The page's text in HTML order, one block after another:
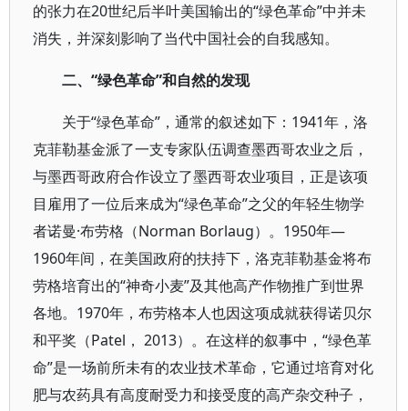
的张力在20世纪后半叶美国输出的“绿色革命”中并未
消失，并深刻影响了当代中国社会的自我感知。
二、“绿色革命”和自然的发现
关于“绿色革命”，通常的叙述如下：1941年，洛
克菲勒基金派了一支专家队伍调查墨西哥农业之后，
与墨西哥政府合作设立了墨西哥农业项目，正是该项
目雇用了一位后来成为“绿色革命”之父的年轻生物学
者诺曼·布劳格（Norman Borlaug）。1950年—
1960年间，在美国政府的扶持下，洛克菲勒基金将布
劳格培育出的“神奇小麦”及其他高产作物推广到世界
各地。1970年，布劳格本人也因这项成就获得诺贝尔
和平奖（Patel， 2013）。在这样的叙事中，“绿色革
命”是一场前所未有的农业技术革命，它通过培育对化
肥与农药具有高度耐受力和接受度的高产杂交种子，